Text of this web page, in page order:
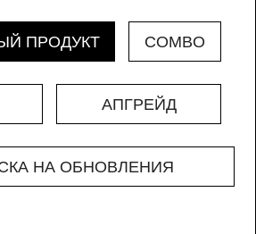
ПРОДУКТ COMBO
АПГРЕЙД
НА ОБНОВЛЕНИЯ